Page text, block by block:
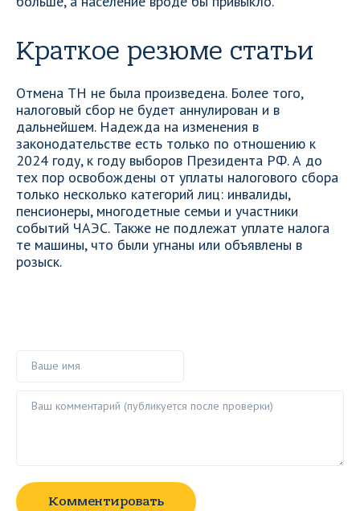
Краткое резюме статьи
Отмена ТН не была произведена. Более того,
налоговый сбор не будет аннулирован и в
дальнейшем. Надежда на изменения в
законодательстве есть только по отношению к
2024 году, к году выборов Президента РФ. А до
тех пор освобождены от уплаты налогового сбора
только несколько категорий лиц: инвалиды,
пенсионеры, многодетные семьи и участники
событий ЧАЭС. Также не подлежат уплате налога
те машины, что были угнаны или объявлены в
розыск.
Комментировать